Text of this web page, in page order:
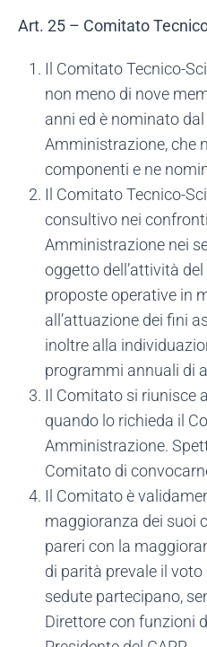
Art. 25 – Comitato
Il Comitato Tecnico-
non meno di nove
anni ed è nominato
Amministrazione, che
componenti e ne
Il Comitato Tecnico-
consultivo nei
Amministrazione nei
oggetto dell’attività del
proposte operative in
all’attuazione dei fini
inoltre alla
programmi annuali di
Il Comitato si riunisce
quando lo richieda il
Amministrazione.
Comitato di
Il Comitato è
maggioranza dei suoi
pareri con la
di parità prevale il voto
sedute partecipano,
Direttore con funzioni